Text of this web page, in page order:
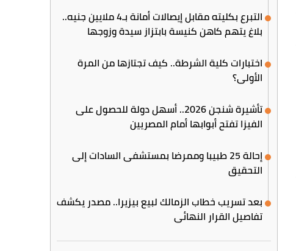
التبرع بكليته مقابل إيصالات أمانة بـ4 ملايين جنيه..
بلاغ يتهم كاهن كنيسة بابتزاز سيدة وزوجها
اختبارات كلية الشرطة.. كيف تجتازها من المرة
الأولى؟
تأشيرة شنجن 2026.. أسهل دولة للحصول على
الفيزا تفتح أبوابها أمام المصريين
إحالة 25 طبيبا وممرضا بمستشفى السادات إلى
التحقيق
بعد تسريب خطاب الزمالك لبيع بيزيرا.. مصدر يكشف
تفاصيل القرار النهائي